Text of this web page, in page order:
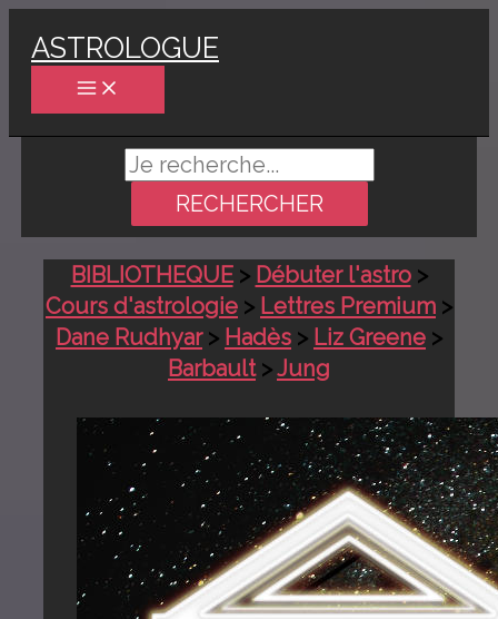
au
contenu
ASTROLOGUE
Rechercher :
BIBLIOTHEQUE> Débuter l'astro>
Cours d'astrologie > Lettres Premium >
Dane Rudhyar> Hadès > Liz Greene >
Barbault>Jung